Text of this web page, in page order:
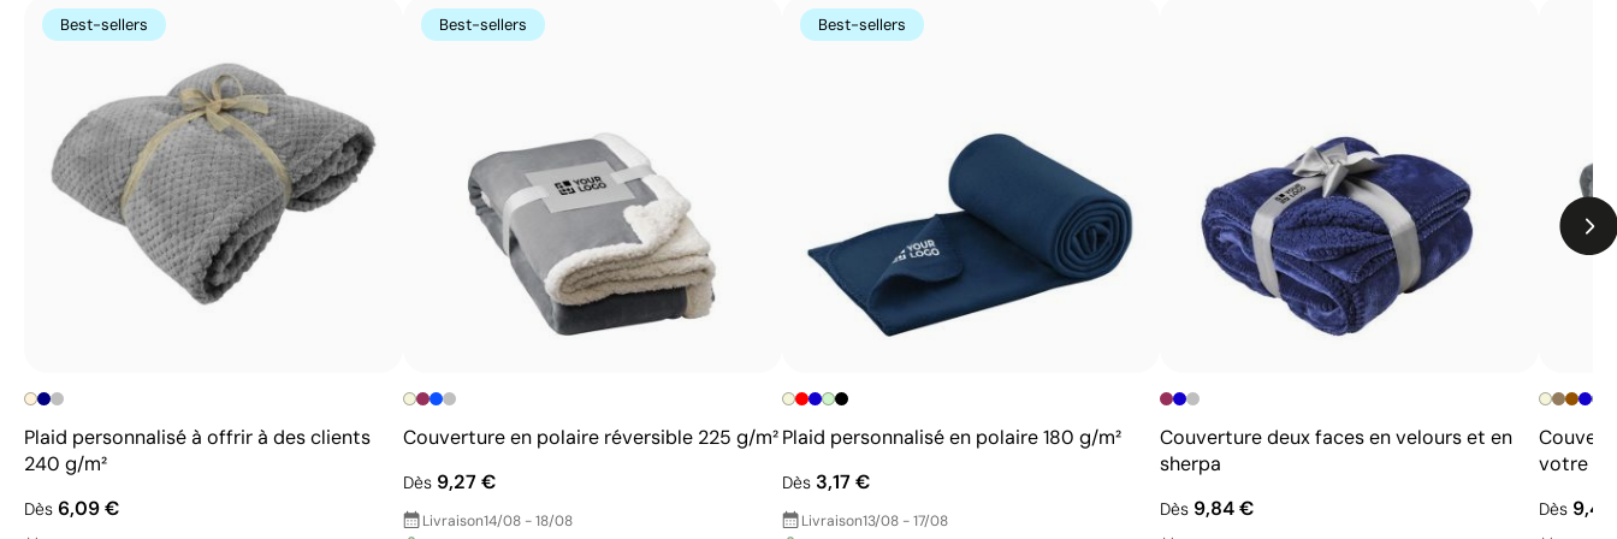
Possibilité d’impression avec couleurs Pantone®
Idéale pour logos simples sans détails fins
Best-sellers
Plaid personnalisé à offrir à des clients
240 g/m²
Dès 6,09 €
Best-sellers
Couverture en polaire réversible 225 g/m²
Dès9,27 €
Livraison14/08 - 18/08
Best-sellers
Plaid personnalisé en polaire 180 g/m²
Dès3,17 €
Livraison13/08 - 17/08
Couverture deux faces en velours et en
sherpa
Dès 9,84 €
votre
Dès